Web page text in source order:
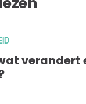
verandert